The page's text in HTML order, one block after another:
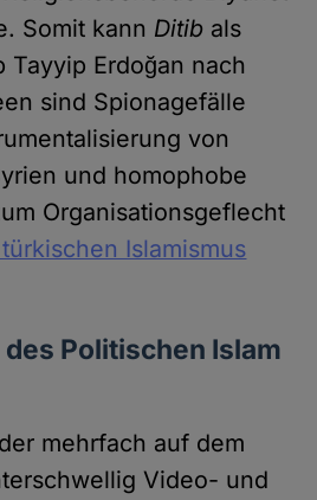
Somit kann Ditib als
Erdoğan nach
sind Spionagefälle
von
und homophobe
Organisationsgeflecht
Islamismus
Politischen Islam
mehrfach auf dem
Video- und